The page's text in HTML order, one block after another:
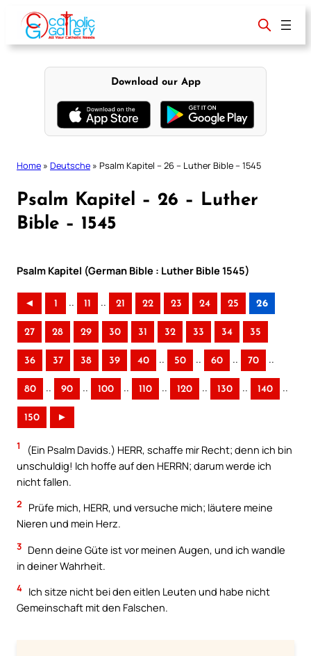
content
Download our App
Home » Deutsche » Psalm Kapitel – 26 – Luther Bible – 1545
Psalm Kapitel – 26 – Luther
Bible – 1545
Psalm Kapitel (German Bible : Luther Bible 1545)
◄ 1 .. 11 .. 21 22 23 24 25 26
27 28 29 30 31 32 33 34 35
36 37 38 39 40 .. 50 .. 60 .. 70 ..
80 .. 90 .. 100 .. 110 .. 120 .. 130 .. 140 ..
150 ►
1
(Ein Psalm Davids.) HERR, schaffe mir Recht; denn ich bin
unschuldig! Ich hoffe auf den HERRN; darum werde ich
nicht fallen.
2
Prüfe mich, HERR, und versuche mich; läutere meine
Nieren und mein Herz.
3 Denn deine Güte ist vor meinen Augen, und ich wandle
in deiner Wahrheit.
4 Ich sitze nicht bei den eitlen Leuten und habe nicht
Gemeinschaft mit den Falschen.